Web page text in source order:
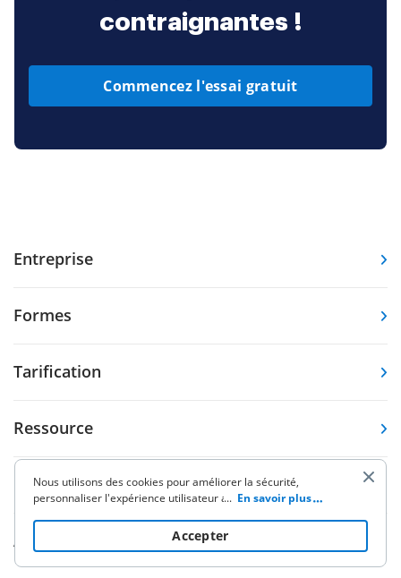
contraignantes !
Commencez l'essai gratuit
Entreprise
Formes
Tarification
Ressource
Base de connaissances
Autres produits
Nous utilisons des cookies pour améliorer la sécurité,
personnaliser l'expérience utilisateur améliorer nos activités
de tiers) et pour une autre utilisation commerciale. Cliquez
pour lire notre politique de cookies. En cliquant sur «
... En savoir plus
Accepter